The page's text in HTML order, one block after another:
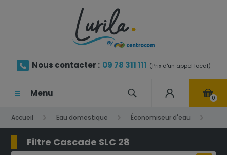
Nous contacter : 09 78 311 111 (Prix d'un appel local)
Menu 0
Accueil Eau domestique Économiseur d'eau
Filtre Cascade SLC 28
Filtre Cascade SLC 28